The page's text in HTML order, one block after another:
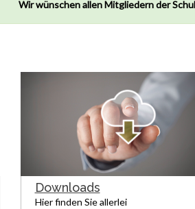
Wir wünschen allen Mitgliedern der
Downloads
Hier finden Sie allerlei